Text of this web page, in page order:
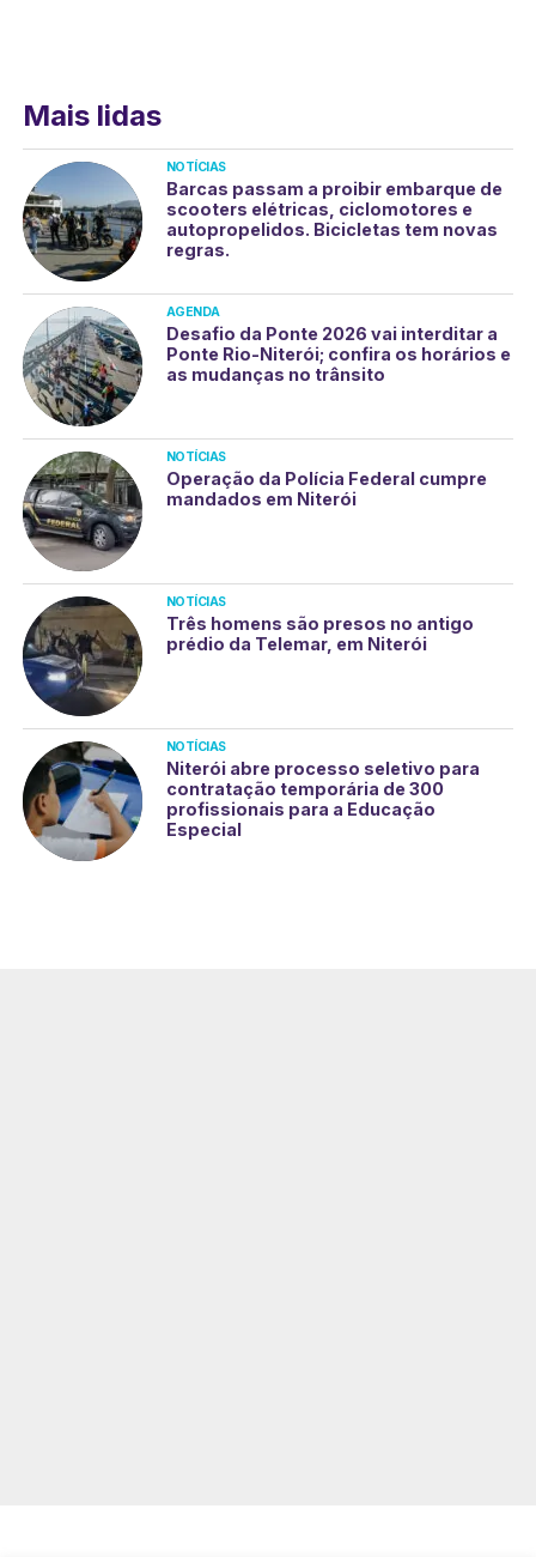
Mais lidas
NOTÍCIAS
Barcas passam a proibir embarque de
scooters elétricas, ciclomotores e
autopropelidos. Bicicletas tem novas
regras.
AGENDA
Desafio da Ponte 2026 vai interditar a
Ponte Rio-Niterói; confira os horários e
as mudanças no trânsito
NOTÍCIAS
Operação da Polícia Federal cumpre
mandados em Niterói
NOTÍCIAS
Três homens são presos no antigo
prédio da Telemar, em Niterói
NOTÍCIAS
Niterói abre processo seletivo para
contratação temporária de 300
profissionais para a Educação
Especial